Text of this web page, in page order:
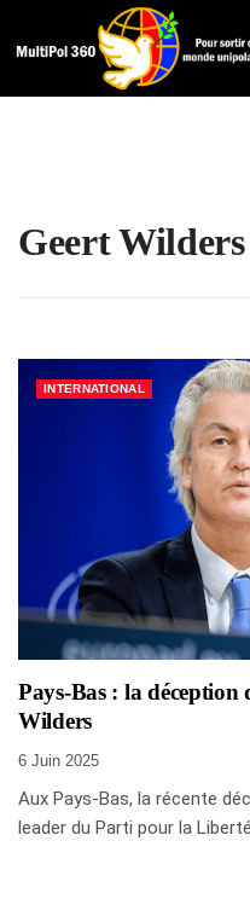
Geert Wilders
INTERNATIONAL
Pays-Bas : la déception
Wilders
6 Juin 2025
Aux Pays-Bas, la récente
leader du Parti pour la